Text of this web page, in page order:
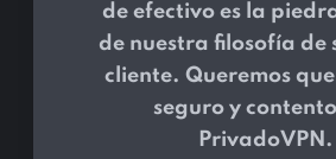
de efectivo es la
de nuestra filosofía de
cliente. Queremos
seguro y
PrivadoVPN.